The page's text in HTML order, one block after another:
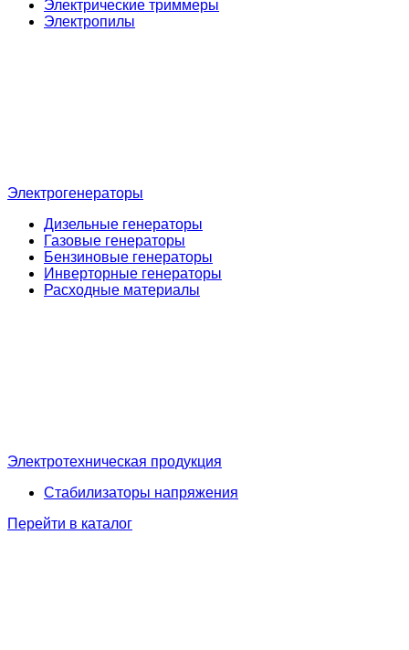
Электрические триммеры
Электропилы
Электрогенераторы
Дизельные генераторы
Газовые генераторы
Бензиновые генераторы
Инверторные генераторы
Расходные материалы
Электротехническая продукция
Стабилизаторы напряжения
Перейти в каталог